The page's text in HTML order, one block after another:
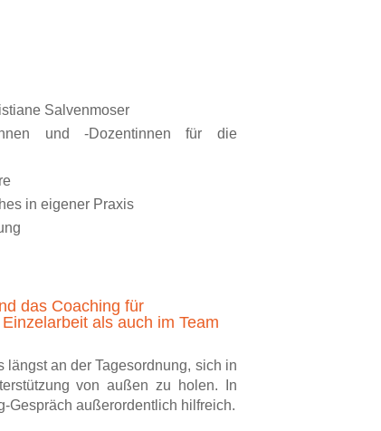
Salvenmoser
und -Dozentinnen für die
in eigener Praxis
das Coaching für
als auch im Team
längst an der Tagesordnung, sich in
von außen zu holen. In
Gespräch außerordentlich hilfreich.